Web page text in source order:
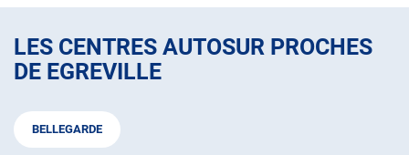
AUTOSUR
LES CENTRES AUTOSUR PROCHES
DE EGREVILLE
BELLEGARDE